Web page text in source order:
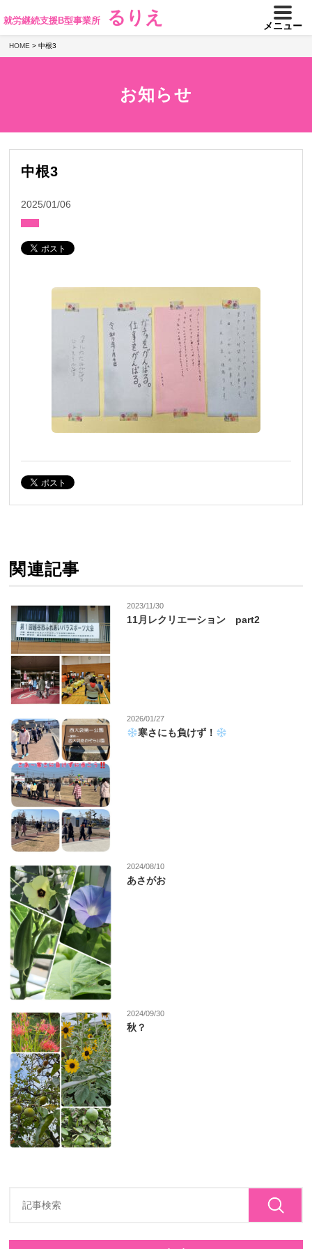
就労継続支援B型事業所 るりえ メニュー
HOME > 中根3
お知らせ
中根3
2025/01/06
関連記事
2023/11/30
11月レクリエーション part2
2026/01/27
寒さにも負けず！
2024/08/10
あさがお
2024/09/30
秋？